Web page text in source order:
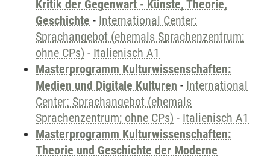
Kritik der Gegenwart - Künste, Theorie,
Geschichte - International Center:
Sprachangebot (ehemals Sprachenzentrum;
ohne CPs) - Italienisch A1
Masterprogramm Kulturwissenschaften:
Medien und Digitale Kulturen - International
Center: Sprachangebot (ehemals
Sprachenzentrum; ohne CPs) - Italienisch A1
Masterprogramm Kulturwissenschaften:
Theorie und Geschichte der Moderne